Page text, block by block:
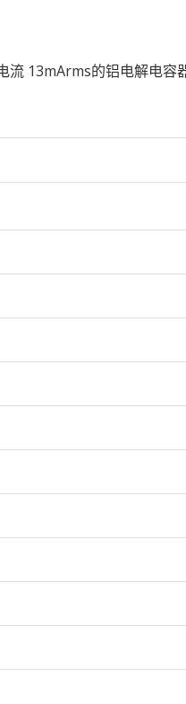
流 13mArms的铝电解电容